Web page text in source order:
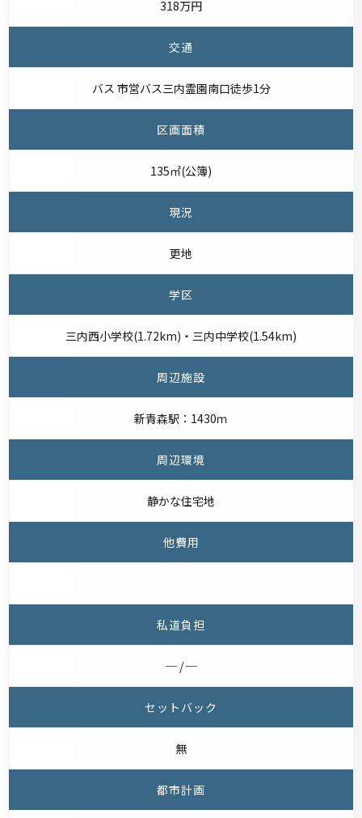
318万円
交通
バス 市営バス三内霊園南口徒歩1分
区画面積
135㎡(公簿)
現況
更地
学区
三内西小学校(1.72km)・三内中学校(1.54km)
周辺施設
新青森駅：1430ｍ
周辺環境
静かな住宅地
他費用
私道負担
─ / ─
セットバック
無
都市計画